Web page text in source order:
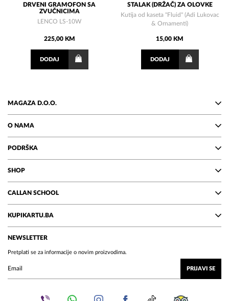
DRVENI GRAMOFON SA
ZVUČNICIMA
LENCO LS-10W
225,00 KM
DODAJ
STALAK (DRŽAČ) ZA OLOVKE
Kutija od kaseta "Fluid" (Adi Lukovac
& Ornamenti)
15,00 KM
DODAJ
MAGAZA D.O.O.
O NAMA
PODRŠKA
SHOP
CALLAN SCHOOL
KUPIKARTU.BA
NEWSLETTER
Pretplati se za informacije o novim proizvodima.
PRIJAVI SE